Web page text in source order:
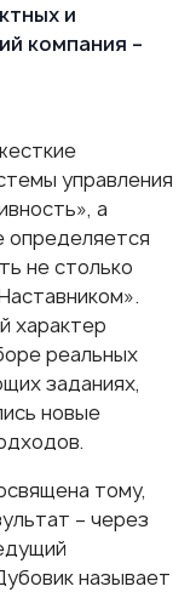
и
компания –
управления
а
определяется
не столько
характер
реальных
заданиях,
новые
тому,
– через
называет